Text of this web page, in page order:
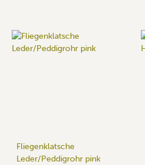
Fliegenklatsche
Leder/Peddigrohr pink